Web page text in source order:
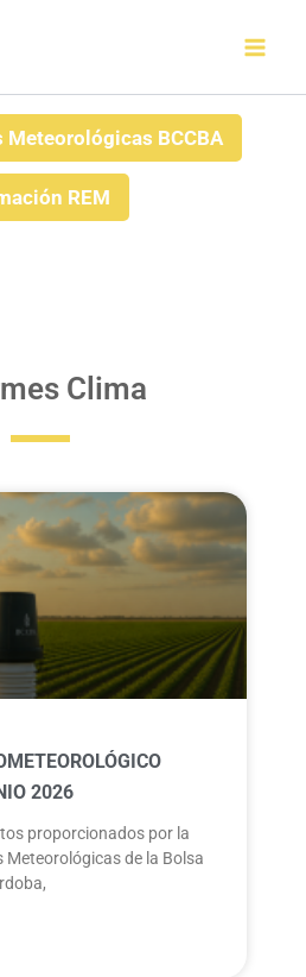
Meteorológicas BCCBA
REM
Clima
2026
proporcionados por la
Meteorológicas de la Bolsa